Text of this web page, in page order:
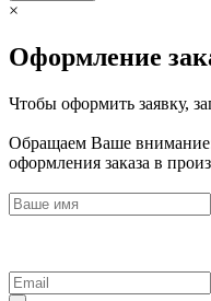
×
Оформление
Чтобы оформить заявку,
Обращаем Ваше
оформления заказа в